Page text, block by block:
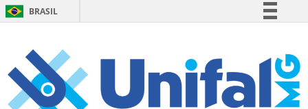
BRASIL
Participe
Acesso à informação